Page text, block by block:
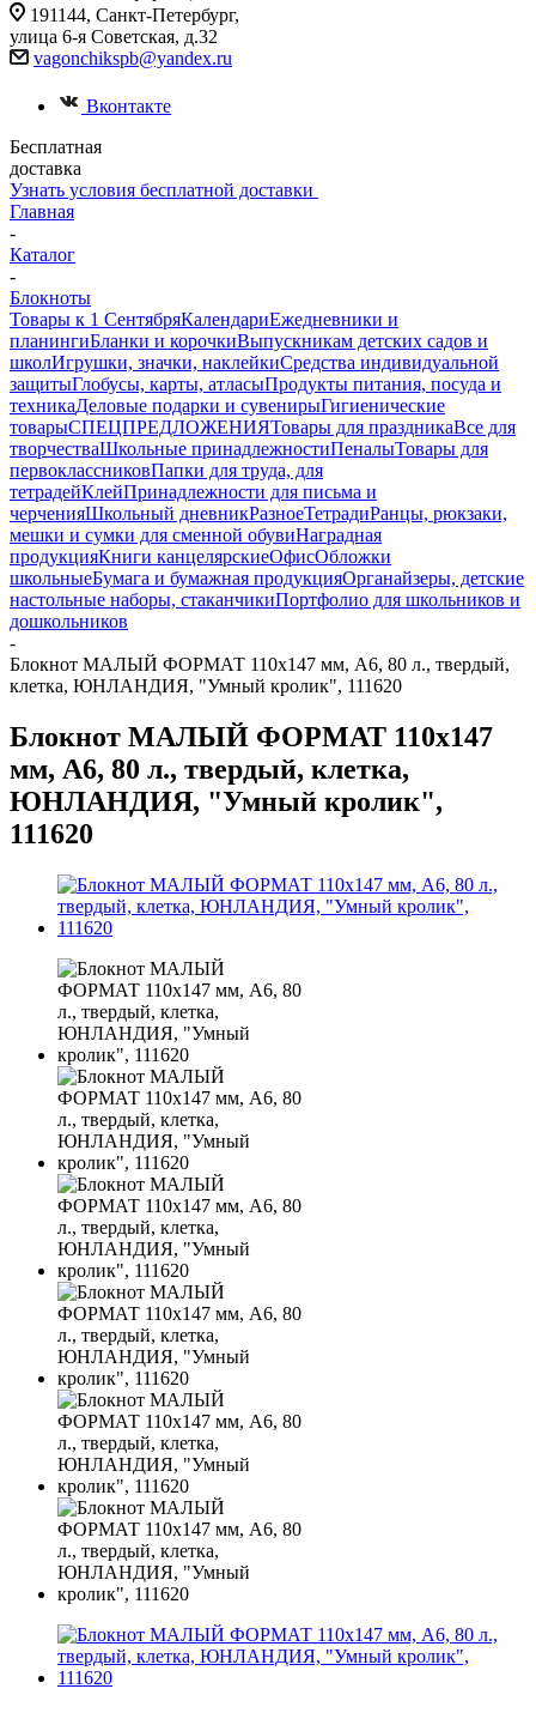
191144, Санкт-Петербург,
улица 6-я Советская, д.32
vagonchikspb@yandex.ru
Вконтакте
Бесплатная
доставка
Узнать условия бесплатной доставки
Главная
-
Каталог
-
Блокноты
Товары к 1 СентябряКалендариЕжедневники и
планингиБланки и корочкиВыпускникам детских садов и
школИгрушки, значки, наклейкиСредства индивидуальной
защитыГлобусы, карты, атласыПродукты питания, посуда и
техникаДеловые подарки и сувенирыГигиенические
товарыСПЕЦПРЕДЛОЖЕНИЯТовары для праздникаВсе для
творчестваШкольные принадлежностиПеналыТовары для
первоклассниковПапки для труда, для
тетрадейКлейПринадлежности для письма и
черченияШкольный дневникРазноеТетрадиРанцы, рюкзаки,
мешки и сумки для сменной обувиНаградная
продукцияКниги канцелярскиеОфисОбложки
школьныеБумага и бумажная продукцияОрганайзеры, детские
настольные наборы, стаканчикиПортфолио для школьников и
дошкольников
-
Блокнот МАЛЫЙ ФОРМАТ 110х147 мм, А6, 80 л., твердый,
клетка, ЮНЛАНДИЯ, "Умный кролик", 111620
Блокнот МАЛЫЙ ФОРМАТ 110х147
мм, А6, 80 л., твердый, клетка,
ЮНЛАНДИЯ, "Умный кролик",
111620